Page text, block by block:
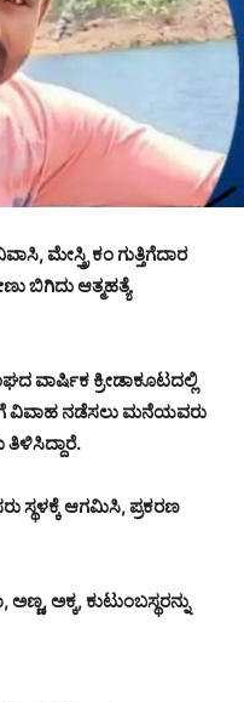
ಮೇಸ್ತ್ರಿ ಕಂ ಗುತ್ತಿಗೆದಾರ
ಬಿಗಿದು ಆತ್ಮಹತ್ಯೆ
ವಾರ್ಷಿಕ ಕ್ರೀಡಾಕೂಟದಲ್ಲಿ
ವಿವಾಹ ನಡೆಸಲು ಮನೆಯವರು
ತಿಳಿಸಿದ್ದಾರೆ.
ಸ್ಥಳಕ್ಕೆ ಆಗಮಿಸಿ, ಪ್ರಕರಣ
ಅಕ್ಕ, ಕುಟುಂಬಸ್ಥರನ್ನು